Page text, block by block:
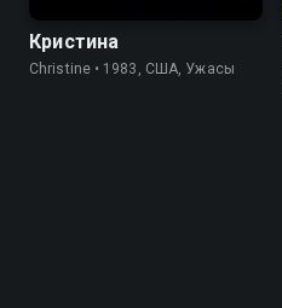
Кристина
Christine • 1983, США, Ужасы